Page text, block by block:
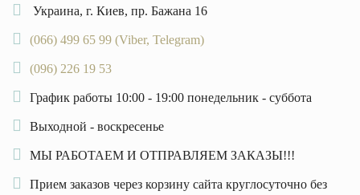
Украина, г. Киев, пр. Бажана 16
(066) 499 65 99 (Viber, Telegram)
(096) 226 19 53
График работы 10:00 - 19:00 понедельник - суббота
Выходной - воскресенье
МЫ РАБОТАЕМ И ОТПРАВЛЯЕМ ЗАКАЗЫ!!!
Прием заказов через корзину сайта круглосуточно без